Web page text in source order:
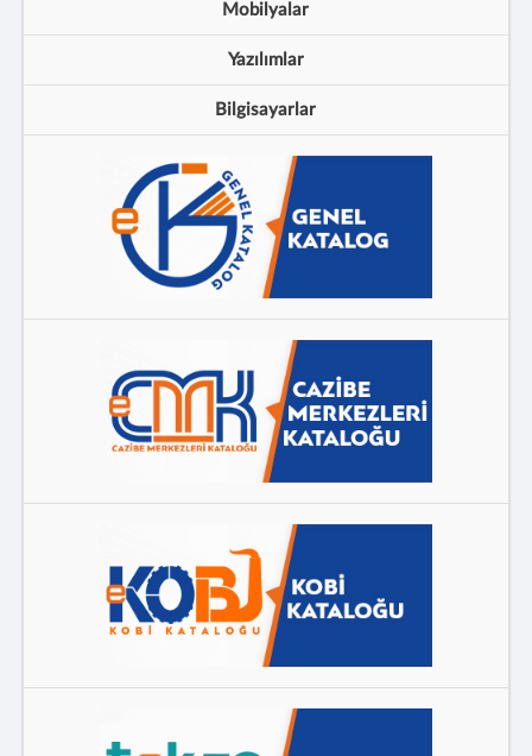
Mobilyalar
Yazılımlar
Bilgisayarlar